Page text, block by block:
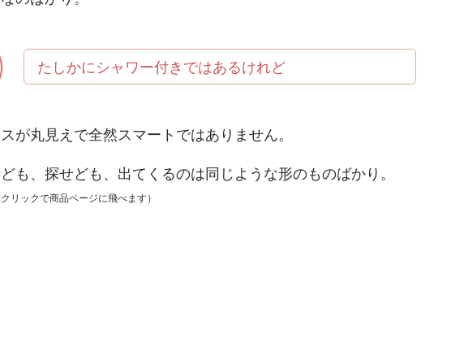
たしかにシャワー付きではあるけれど
が丸見えで全然スマートではありません。
も、探せども、出てくるのは同じような形のものばかり。
クリックで商品ページに飛べます）